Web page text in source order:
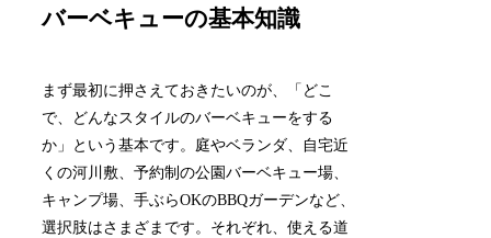
バーベキューの基本知識
まず最初に押さえておきたいのが、「どこ
で、どんなスタイルのバーベキューをする
か」という基本です。庭やベランダ、自宅近
くの河川敷、予約制の公園バーベキュー場、
キャンプ場、手ぶらOKのBBQガーデンなど、
選択肢はさまざまです。それぞれ、使える道